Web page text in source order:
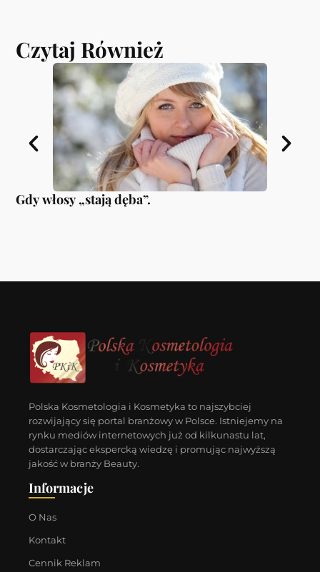
Czytaj Również
Gdy włosy „stają dęba”.
Polska Kosmetologia i Kosmetyka to najszybciej
rozwijający się portal branżowy w Polsce. Istniejemy na
rynku mediów internetowych już od kilkunastu lat,
dostarczając ekspercką wiedzę i promując najwyższą
jakość w branży Beauty.
Informacje
O Nas
Kontakt
Cennik Reklam